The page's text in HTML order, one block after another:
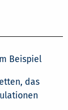
Beispiel
das